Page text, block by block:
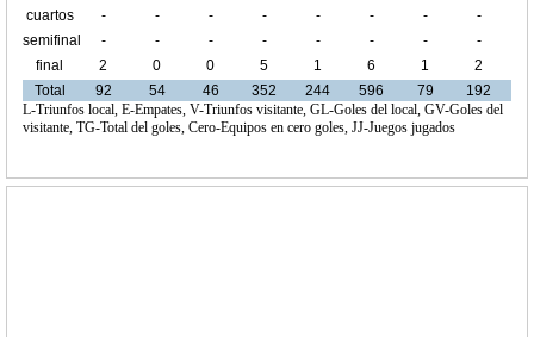
cuartos
de final
- - - - - - -
-
semifinal
- - - - - - -
-
final
2 0 0 5 1 6 1
2
Total
92 54 46 352 244 596 79
192
L-Triunfos local, E-Empates, V-Triunfos visitante, GL-Goles del local, GV-Goles del
visitante, TG-Total del goles, Cero-Equipos en cero goles, JJ-Juegos jugados